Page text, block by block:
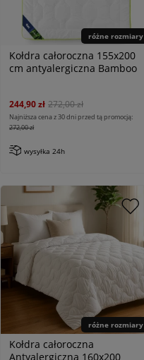
różne rozmiary
Kołdra całoroczna 155x200
cm antyalergiczna Bamboo
244,90 zł 272,00 zł
Najniższa cena z 30 dni przed tą promocją:
272,00 zł
wysyłka 24h
różne rozmiary
Kołdra całoroczna
Antyalergiczna 160x200